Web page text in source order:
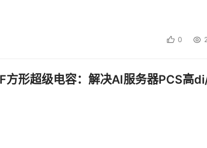
0
方形超级电容：解决AI服务器PCS高